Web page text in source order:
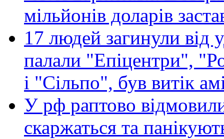
мільйонів доларів
17 людей загинули від
палали "Епіцентри",
і "Сільпо", був витік
У рф раптово
скаржаться та